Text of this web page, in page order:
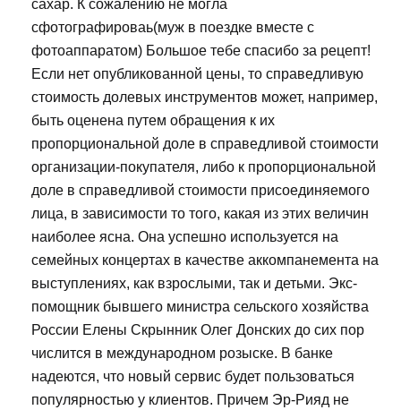
сахар. К сожалению не могла
сфотографироваь(муж в поездке вместе с
фотоаппаратом) Большое тебе спасибо за рецепт!
Если нет опубликованной цены, то справедливую
стоимость долевых инструментов может, например,
быть оценена путем обращения к их
пропорциональной доле в справедливой стоимости
организации-покупателя, либо к пропорциональной
доле в справедливой стоимости присоединяемого
лица, в зависимости то того, какая из этих величин
наиболее ясна. Она успешно используется на
семейных концертах в качестве аккомпанемента на
выступлениях, как взрослыми, так и детьми. Экс-
помощник бывшего министра сельского хозяйства
России Елены Скрынник Олег Донских до сих пор
числится в международном розыске. В банке
надеются, что новый сервис будет пользоваться
популярностью у клиентов. Причем Эр-Рияд не